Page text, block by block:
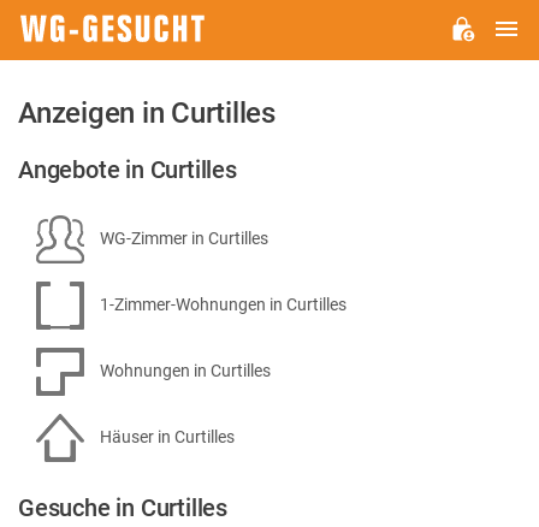
Anzeigen in Curtilles
Angebote in Curtilles
WG-Zimmer in Curtilles
1-Zimmer-Wohnungen in Curtilles
Wohnungen in Curtilles
Häuser in Curtilles
Gesuche in Curtilles